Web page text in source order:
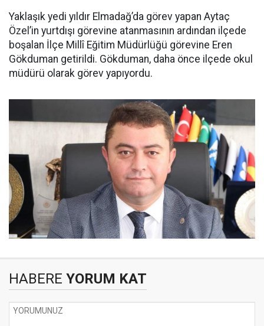
Yaklaşık yedi yıldır Elmadağ’da görev yapan Aytaç
Özel’in yurtdışı görevine atanmasının ardından ilçede
boşalan İlçe Millî Eğitim Müdürlüğü görevine Eren
Gökduman getirildi. Gökduman, daha önce ilçede okul
müdürü olarak görev yapıyordu.
HABERE YORUM KAT